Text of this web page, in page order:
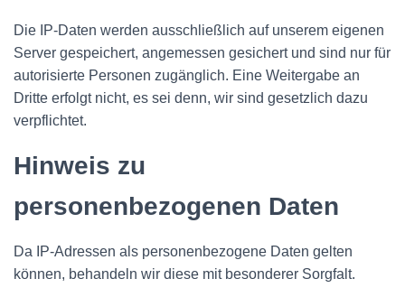
Die IP-Daten werden ausschließlich auf unserem eigenen
Server gespeichert, angemessen gesichert und sind nur für
autorisierte Personen zugänglich. Eine Weitergabe an
Dritte erfolgt nicht, es sei denn, wir sind gesetzlich dazu
verpflichtet.
Hinweis zu
personenbezogenen Daten
Da IP-Adressen als personenbezogene Daten gelten
können, behandeln wir diese mit besonderer Sorgfalt.